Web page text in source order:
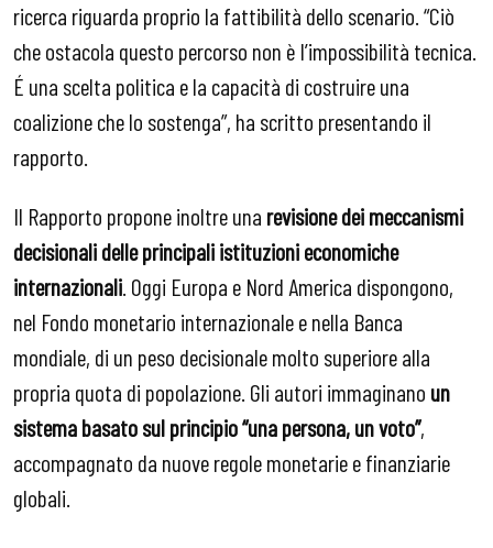
ricerca riguarda proprio la fattibilità dello scenario. “Ciò
che ostacola questo percorso non è l’impossibilità tecnica.
É una scelta politica e la capacità di costruire una
coalizione che lo sostenga”, ha scritto presentando il
rapporto.
Il Rapporto propone inoltre una revisione dei meccanismi
decisionali delle principali istituzioni economiche
internazionali . Oggi Europa e Nord America dispongono,
nel Fondo monetario internazionale e nella Banca
mondiale, di un peso decisionale molto superiore alla
propria quota di popolazione. Gli autori immaginano un
sistema basato sul principio “una persona, un voto”,
accompagnato da nuove regole monetarie e finanziarie
globali.